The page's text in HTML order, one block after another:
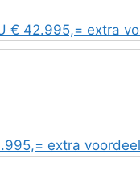
€ 42.995,= extra
extra